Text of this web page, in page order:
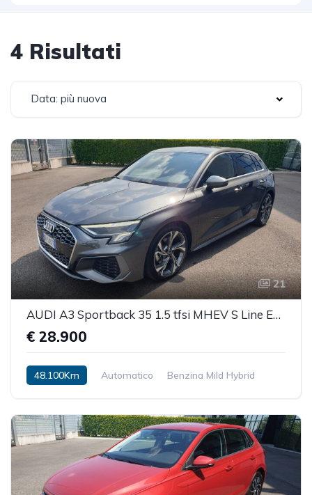
4 Risultati
Data: più nuova
21
AUDI A3 Sportback 35 1.5 tfsi MHEV S Line Edition S-tronic
€ 28.900
48.100Km Automatico Benzina Mild Hybrid